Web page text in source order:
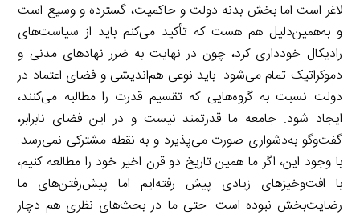
لاغر است اما بخش بدنه دولت و حاکمیت، گسترده و وسیع است
و به‌همین‌دلیل هم هست که تأکید می‌کنم باید از سیاست‌های
رادیکال خودداری کرد، چون در نهایت به ضرر نهادهای مدنی و
دموکراتیک تمام می‌شود. باید نوعی هم‌اندیشی و فضای اعتماد در
دولت نسبت به گروه‌هایی که تقسیم قدرت را مطالبه می‌کنند،
ایجاد شود. جامعه ما قدرتمند نیست و در این فضای نابرابر،
گفت‌وگو به‌دشواری صورت می‌پذیرد و به نقطه مشترکی نمی‌رسد.
با ‌وجود این، اگر ما همین تاریخ دو قرن اخیر خود را مطالعه کنیم،
با افت‌وخیزهای زیادی پیش رفته‌ایم اما پیش‌‌رفتن‌های ما
رضایت‌بخش نبوده است. حتی ما در بحث‌های نظری هم دچار